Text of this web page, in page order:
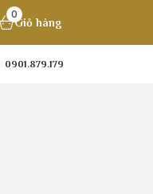
0
Giỏ hàng
0901.879.179